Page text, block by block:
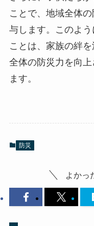
ことで、地域全体
与します。このよ
ことは、家族の絆
全体の防災力を向
ます。
防災
よかっ